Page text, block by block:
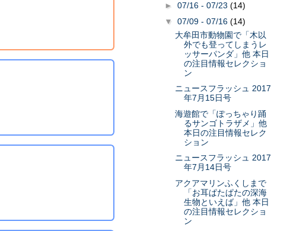
► 07/16 - 07/23 (14)
▼ 07/09 - 07/16 (14)
大牟田市動物園で「木以
外でも登ってしまうレ
ッサーパンダ」他 本日
の注目情報セレクショ
ン
ニュースフラッシュ 2017
年7月15日号
海遊館で「ぽっちゃり踊
るサンゴトラザメ」他
本日の注目情報セレク
ション
ニュースフラッシュ 2017
年7月14日号
アクアマリンふくしまで
「お耳ぱたぱたの深海
生物といえば」他 本日
の注目情報セレクショ
ン